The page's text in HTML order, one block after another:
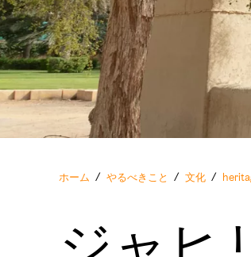
ホーム / やるべきこと / 文化 /